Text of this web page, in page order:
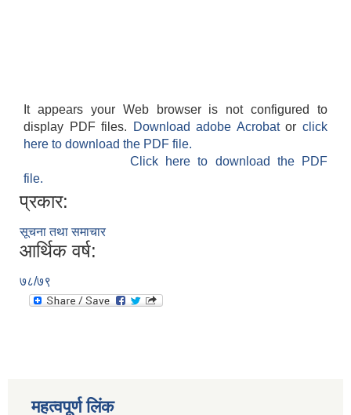
It appears your Web browser is not configured to
display PDF files.
Download adobe Acrobatorclick
here to download the PDF file.
Click here to download the PDF
file.
प्रकार:
सूचना तथा समाचार
आर्थिक वर्ष:
७८/७९
महत्वपूर्ण लिंक